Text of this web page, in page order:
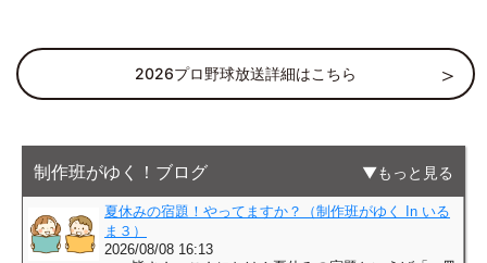
2026プロ野球放送詳細はこちら
制作班がゆく！ブログ もっと見る